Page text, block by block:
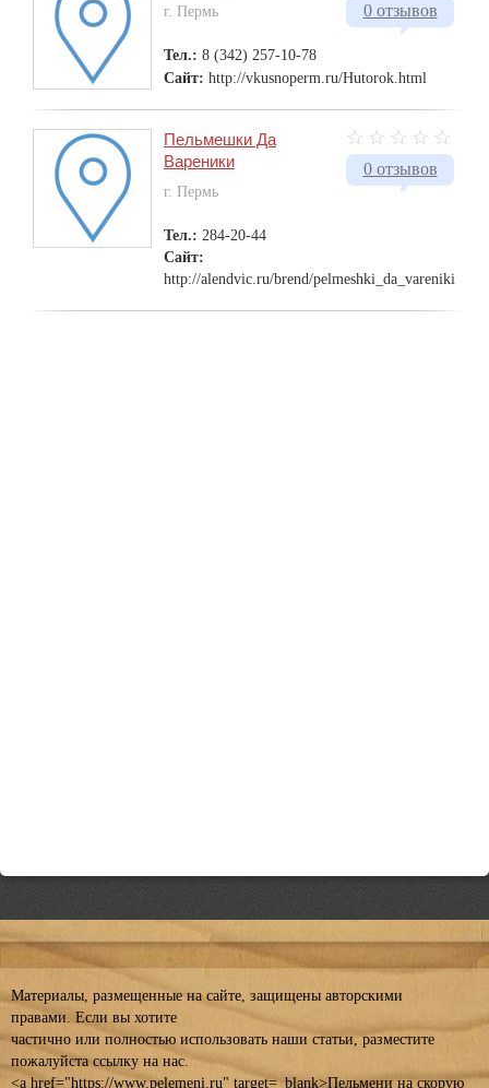
0 отзывов
г. Пермь
Тел.: 8 (342) 257-10-78
Сайт: http://vkusnoperm.ru/Hutorok.html
0 отзывов
Пельмешки Да
Вареники
г. Пермь
Тел.: 284-20-44
Сайт:
http://alendvic.ru/brend/pelmeshki_da_vareniki
Материалы, размещенные на сайте, защищены авторскими
правами. Если вы хотите
частично или полностью использовать наши статьи, разместите
пожалуйста ссылку на нас.
<a href="https://www.pelemeni.ru" target=_blank>Пельмени на скорую